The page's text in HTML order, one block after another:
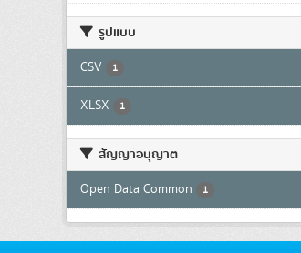
รูปแบบ
CSV 1
XLSX 1
สัญญาอนุญาต
Open Data Common 1